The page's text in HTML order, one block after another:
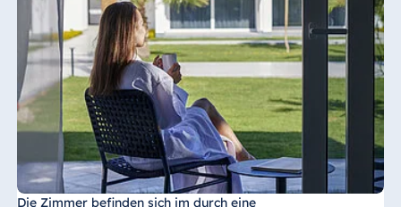
Die Zimmer befinden sich im durch eine